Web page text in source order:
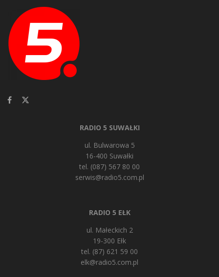
RADIO 5 SUWAŁKI
ul. Bulwarowa 5
16-400 Suwałki
tel. (087) 567 80 00
serwis@radio5.com.pl
RADIO 5 EŁK
ul. Małeckich 2
19-300 Ełk
tel. (87) 621 59 00
elk@radio5.com.pl